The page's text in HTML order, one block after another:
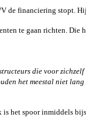
de financiering stopt.
te gaan richten.
die voor
het meestal niet
is het spoor inmiddels